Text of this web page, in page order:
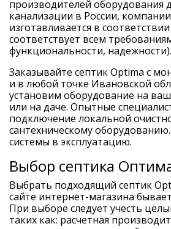
производителей оборудования
канализации в России,
изготавливается в
соответствует всем
функциональности, надежности).
Заказывайте септик Optima с
и в любой точке Ивановской
установим оборудование на
или на даче. Опытные
подключение локальной
сантехническому
системы в эксплуатацию.
Выбор септика
Выбрать подходящий септик
сайте интернет-магазина
При выборе следует учесть
таких как: расчетная